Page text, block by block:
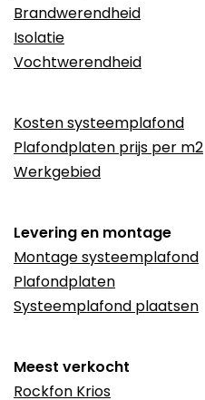
Brandwerendheid
Isolatie
Vochtwerendheid
Kosten systeemplafond
Plafondplaten prijs per m2
Werkgebied
Levering en montage
Montage systeemplafond
Plafondplaten
Systeemplafond plaatsen
Meest verkocht
Rockfon Krios